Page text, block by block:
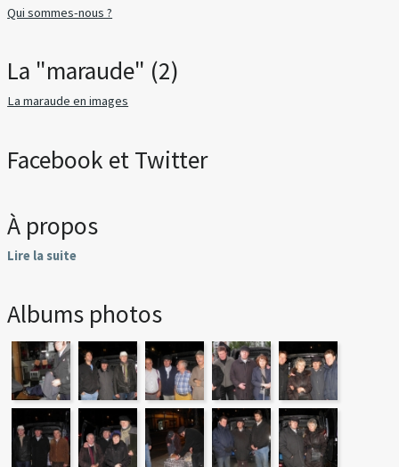
Qui sommes-nous ?
La "maraude" (2)
La maraude en images
Facebook et Twitter
À propos
Lire la suite
Albums photos